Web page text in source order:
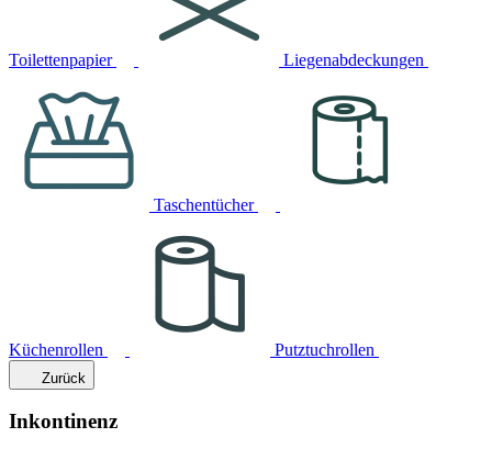
Toilettenpapier Liegenabdeckungen
Taschentücher
Küchenrollen Putztuchrollen
Zurück
Inkontinenz